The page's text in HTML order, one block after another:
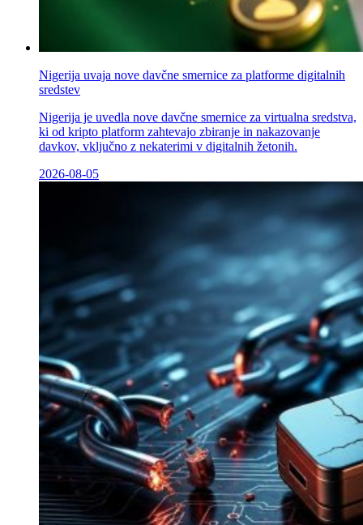
Nigerija uvaja nove davčne smernice za platforme digitalnih
sredstev
Nigerija je uvedla nove davčne smernice za virtualna sredstva,
ki od kripto platform zahtevajo zbiranje in nakazovanje
davkov, vključno z nekaterimi v digitalnih žetonih.
2026-08-05